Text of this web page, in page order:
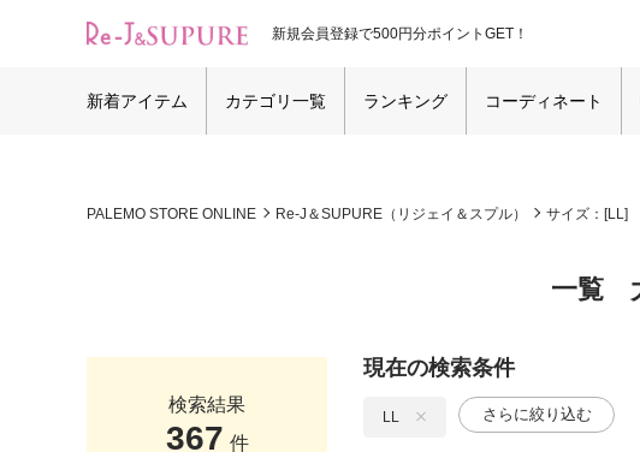
新規会員登録で500円分ポイントGET！
新着アイテム カテゴリ一覧 ランキング コーディネート
PALEMO STORE ONLINE Re-J＆SUPURE（リジェイ＆スプル） サイズ：[LL]
一覧
検索結果
367 件
現在の検索条件
LL さらに絞り込む